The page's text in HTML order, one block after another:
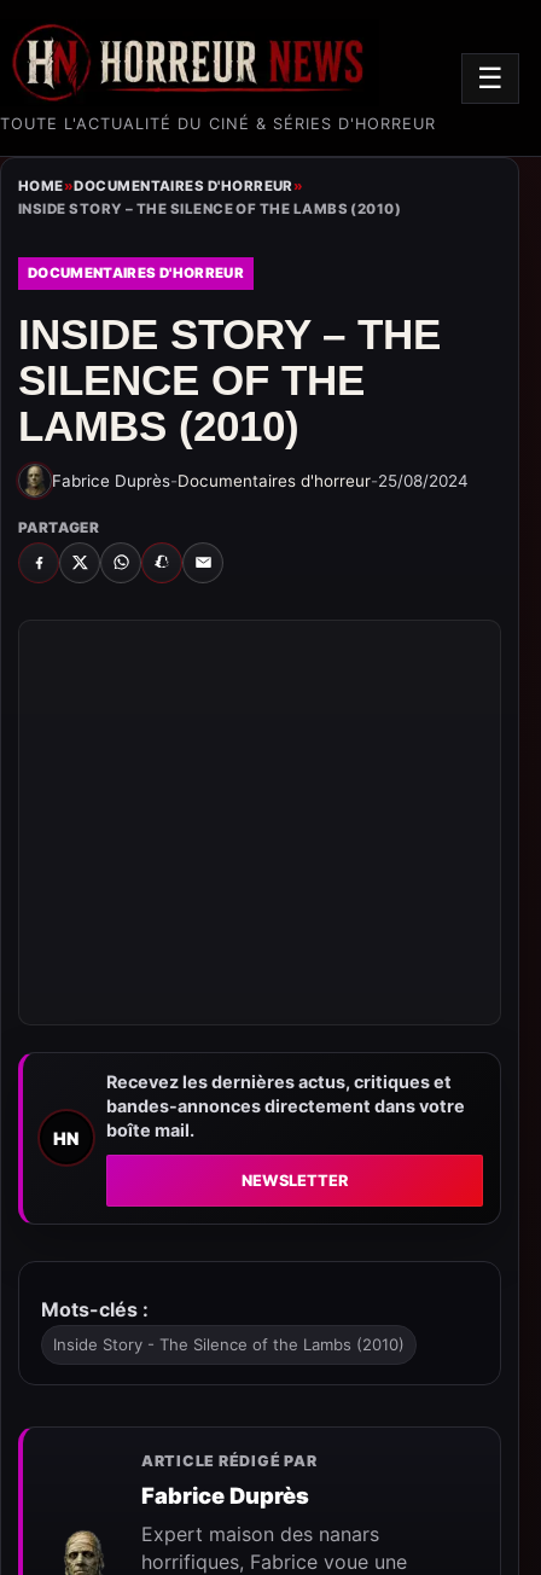
TOUTE L'ACTUALITÉ DU CINÉ & SÉRIES D'HORREUR
☰
HOME»DOCUMENTAIRES D'HORREUR»
INSIDE STORY – THE SILENCE OF THE LAMBS (2010)
DOCUMENTAIRES D'HORREUR
INSIDE STORY – THE
SILENCE OF THE
LAMBS (2010)
Fabrice Duprès-Documentaires d'horreur-25/08/2024
PARTAGER
FACEBOOK
X WHATSAPP
SNAPCHAT
EMAIL
HN
Recevez les dernières actus, critiques et
bandes-annonces directement dans votre
boîte mail.
NEWSLETTER
Mots-clés :
Inside Story - The Silence of the Lambs (2010)
ARTICLE RÉDIGÉ PAR
Fabrice Duprès
Expert maison des nanars
horrifiques, Fabrice voue une